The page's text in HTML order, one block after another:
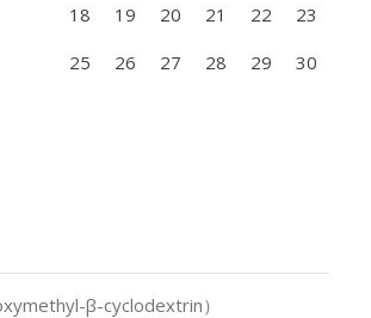
18 19 20 21 22
23
25 26 27 28 29
30
β-cyclodextrin）